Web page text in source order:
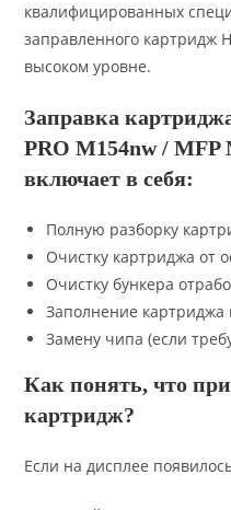
квалифицированных
заправленного картридж
высоком уровне.
Заправка
PRO M154nw / MFP
включает в себя:
Полную разборку
Очистку картриджа от
Очистку бункера
Заполнение
Замену чипа (если
Как понять, что
картридж?
Если на дисплее